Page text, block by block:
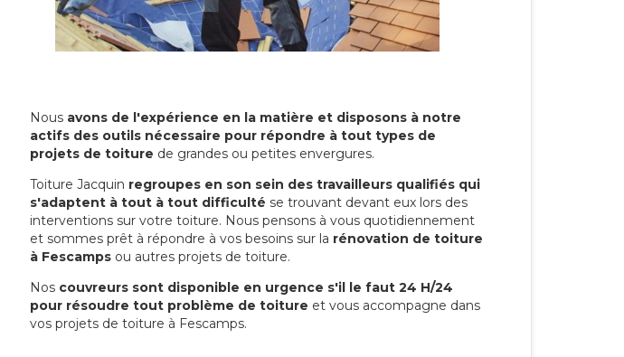
Nous avons de l'expérience en la matière et disposons à notre
actifs des outils nécessaire pour répondre à tout types de
projets de toiture de grandes ou petites envergures.
Toiture Jacquin regroupes en son sein des travailleurs qualifiés qui
s'adaptent à tout à tout difficulté se trouvant devant eux lors des
interventions sur votre toiture. Nous pensons à vous quotidiennement
et sommes prêt à répondre à vos besoins sur la rénovation de toiture
à Fescamps ou autres projets de toiture.
Nos couvreurs sont disponible en urgence s'il le faut 24 H/24
pour résoudre tout problème de toiture et vous accompagne dans
vos projets de toiture à Fescamps.